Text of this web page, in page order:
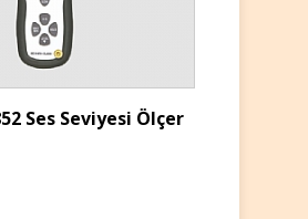
İncele
Ses Seviyesi Ölçer